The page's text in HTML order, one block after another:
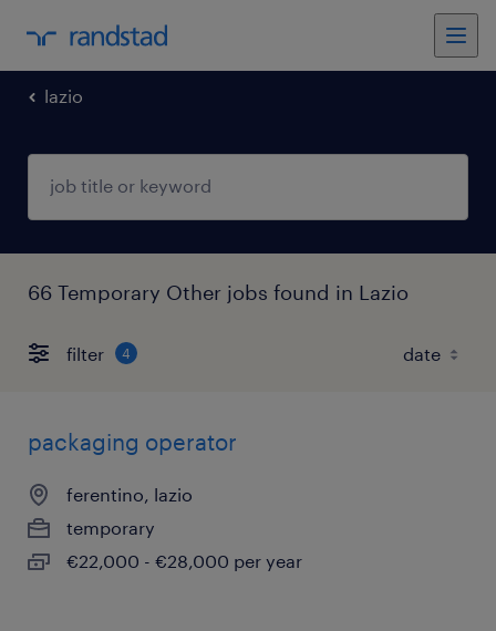
lazio
66 Temporary Other jobs found in Lazio
filter 4
packaging operator
ferentino, lazio
temporary
€22,000 - €28,000 per year